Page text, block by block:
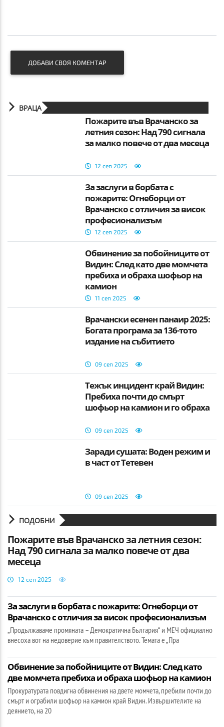
ДОБАВИ СВОЯ КОМЕНТАР
ВРАЦА
Пожарите във Врачанско за
летния сезон: Над 790 сигнала
за малко повече от два месеца
12 сеп 2025
За заслуги в борбата с
пожарите: Огнеборци от
Врачанско с отличия за висок
професионализъм
12 сеп 2025
Обвинение за побойниците от
Видин: След като две момчета
пребиха и обраха шофьор на
камион
11 сеп 2025
Врачански есенен панаир 2025:
Богата програма за 136-тото
издание на събитието
09 сеп 2025
Тежък инцидент край Видин:
Пребиха почти до смърт
шофьор на камион и го обраха
09 сеп 2025
Заради сушата: Воден режим и
в част от Тетевен
09 сеп 2025
ПОДОБНИ
Пожарите във Врачанско за летния сезон:
Над 790 сигнала за малко повече от два
месеца
12 сеп 2025
За заслуги в борбата с пожарите: Огнеборци от
Врачанско с отличия за висок професионализъм
„Продължаваме промяната – Демократична България“ и МЕЧ официално
внесоха вот на недоверие към правителството. Темата е „Пра
Обвинение за побойниците от Видин: След като
две момчета пребиха и обраха шофьор на камион
Прокуратурата повдигна обвинения на двете момчета, пребили почти до
смърт и ограбили шофьор на камион край Видин. Извършителите на
деянието, на 20